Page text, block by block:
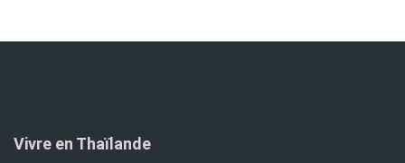
Vivre en Thaïlande